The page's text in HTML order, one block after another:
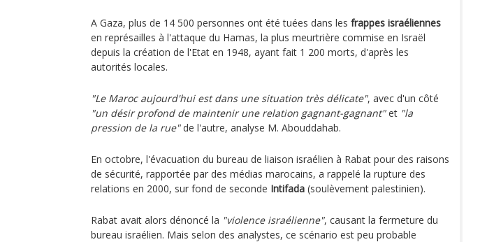
A Gaza, plus de 14 500 personnes ont été tuées dans les frappes israéliennes
en représailles à l'attaque du Hamas, la plus meurtrière commise en Israël
depuis la création de l'Etat en 1948, ayant fait 1 200 morts, d'après les
autorités locales.
"Le Maroc aujourd'hui est dans une situation très délicate", avec d'un côté
"un désir profond de maintenir une relation gagnant-gagnant"et "la
pression de la rue"de l'autre, analyse M. Abouddahab.
En octobre, l'évacuation du bureau de liaison israélien à Rabat pour des raisons
de sécurité, rapportée par des médias marocains, a rappelé la rupture des
relations en 2000, sur fond de seconde Intifada (soulèvement palestinien).
Rabat avait alors dénoncé la "violence israélienne", causant la fermeture du
bureau israélien. Mais selon des analystes, ce scénario est peu probable